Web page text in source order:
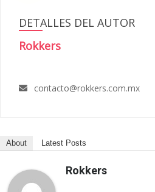
DETALLES DEL AUTOR
Rokkers
contacto@rokkers.com.mx
About Latest Posts
Rokkers